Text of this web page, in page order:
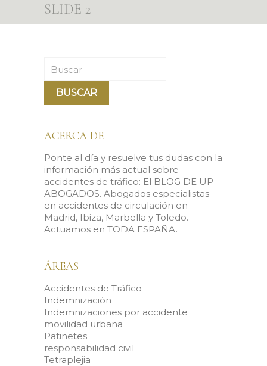
SLIDE 2
ACERCA DE
Ponte al día y resuelve tus dudas con la
información más actual sobre
accidentes de tráfico: El BLOG DE UP
ABOGADOS. Abogados especialistas
en accidentes de circulación en
Madrid, Ibiza, Marbella y Toledo.
Actuamos en TODA ESPAÑA.
ÁREAS
Accidentes de Tráfico
Indemnización
Indemnizaciones por accidente
movilidad urbana
Patinetes
responsabilidad civil
Tetraplejia